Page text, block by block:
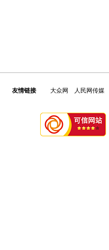
友情链接 大众网 人民网传媒